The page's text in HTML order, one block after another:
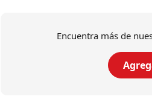
Encuentra más de